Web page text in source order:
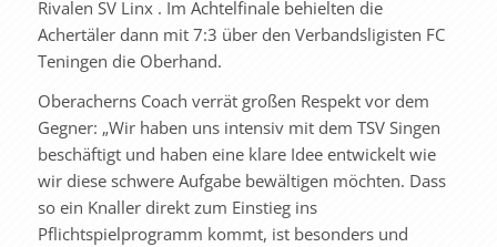
Rivalen SV Linx . Im Achtelfinale behielten die
Achertäler dann mit 7:3 über den Verbandsligisten FC
Teningen die Oberhand.
Oberacherns Coach verrät großen Respekt vor dem
Gegner: „Wir haben uns intensiv mit dem TSV Singen
beschäftigt und haben eine klare Idee entwickelt wie
wir diese schwere Aufgabe bewältigen möchten. Dass
so ein Knaller direkt zum Einstieg ins
Pflichtspielprogramm kommt, ist besonders und